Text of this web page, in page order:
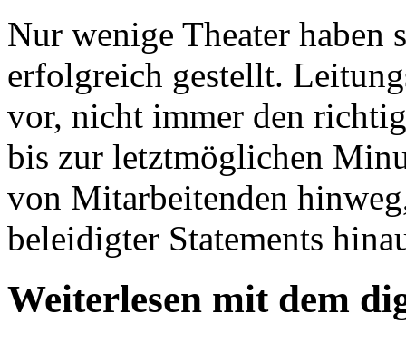
Nur wenige Theater haben
erfolgreich gestellt.
vor, nicht immer den
bis zur letztmöglichen
von Mitarbeitenden
beleidigter Statements
Weiterlesen mit dem